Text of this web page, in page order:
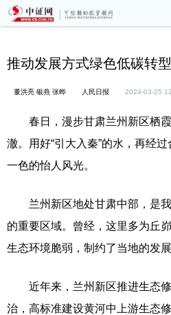
推动发展方式绿色低碳转型
董洪亮 银燕 张晔 人民日报 2024-03-25
春日，漫步甘肃兰州新区栖霞
澈。用好“引大入秦”的水，再经
一色的怡人风光。
兰州新区地处甘肃中部，是我
的重要区域。曾经，这里多为丘
生态环境脆弱，制约了当地的发展
近年来，兰州新区推进生态修
治，高标准建设黄河中上游生态